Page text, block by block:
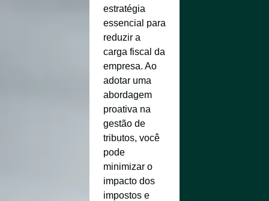
estratégia
essencial para
reduzir a
carga fiscal da
empresa. Ao
adotar uma
abordagem
proativa na
gestão de
tributos, você
pode
minimizar o
impacto dos
impostos e